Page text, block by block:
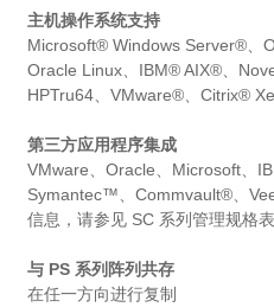
主机操作系统支持
Microsoft® Windows Server®、
Oracle Linux、IBM® AIX®、
HPTru64、VMware®、Citrix®
第三方应用程序集成
VMware、Oracle、Microsoft、
Symantec™、Commvault®、
信息，请参见 SC 系列管理规格表
与 PS 系列阵列共存
在任一方向进行复制